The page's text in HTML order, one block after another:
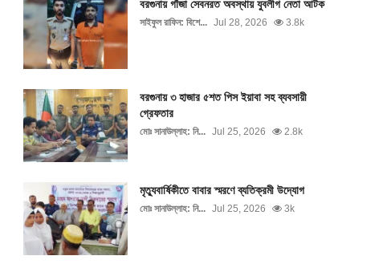
বরগুনায় গাঁজা সেবনরত অবস্থায় যুবলীগ নেতা আটক
সাইফুল রাফিন: বিশে... Jul 28, 2026 3.8k
বরগুনায় ৩ হাজার ৫শত পিস ইয়াবা সহ ব্যবসায়ী
গ্রেফতার
মোঃ সানাউল্লাহ: নি... Jul 25, 2026 2.8k
মৃত্যুবার্ষিকীতে বাবার স্মরণে ব্যতিক্রমী উদ্যোগ
মোঃ সানাউল্লাহ: নি... Jul 25, 2026 3k